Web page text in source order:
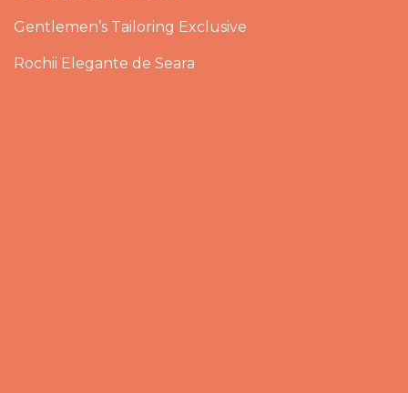
Gentlemen’s Tailoring Exclusive
Rochii Elegante de Seara